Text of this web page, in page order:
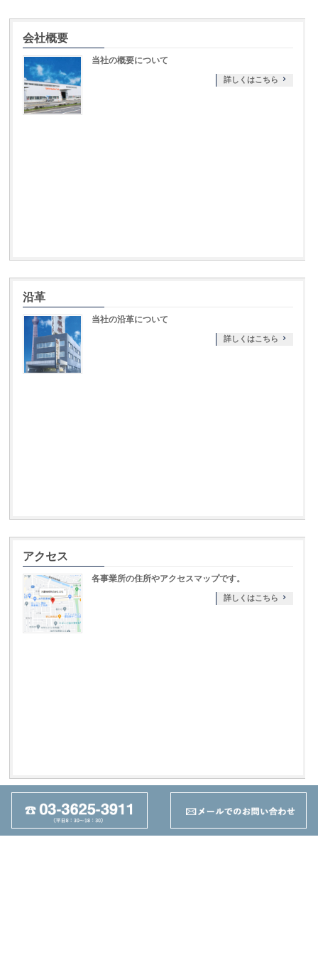
会社概要
当社の概要について
詳しくはこちら
沿革
当社の沿革について
詳しくはこちら
アクセス
各事業所の住所やアクセスマップです。
詳しくはこちら